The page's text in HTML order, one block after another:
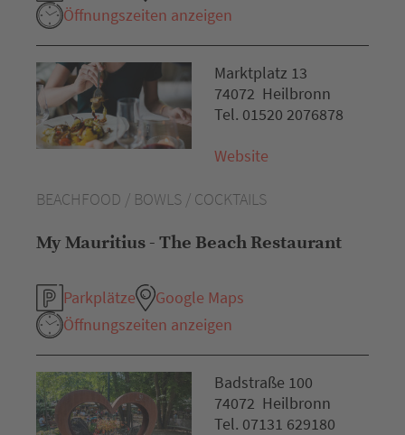
Öffnungszeiten anzeigen
BEACHFOOD / BOWLS / COCKTAILS
My Mauritius - The Beach Restaurant
Parkplätze
Google Maps
Öffnungszeiten anzeigen
Marktplatz 13
74072 Heilbronn
Tel. 01520 2076878
Website
Badstraße 100
74072 Heilbronn
Tel. 07131 629180